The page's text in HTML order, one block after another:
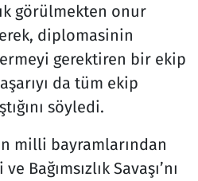
görülmekten onur
diplomasinin
gerektiren bir ekip
da tüm ekip
söyledi.
milli bayramlarından
Bağımsızlık Savaşı’nı